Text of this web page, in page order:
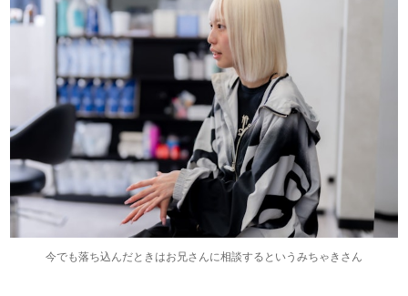
今でも落ち込んだときはお兄さんに相談するというみちゃきさん